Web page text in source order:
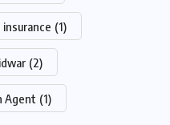
(1)
(2)
Agent (1)